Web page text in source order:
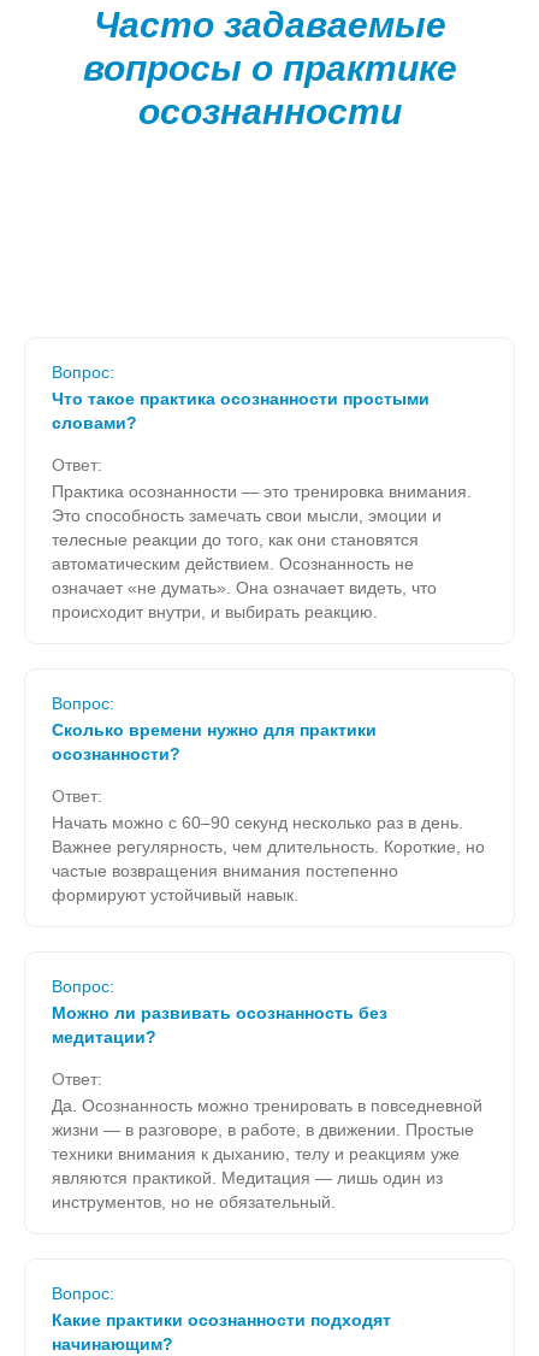
Часто задаваемые
вопросы о практике
осознанности
Вопрос:
Что такое практика осознанности простыми
словами?
Ответ:
Практика осознанности — это тренировка внимания.
Это способность замечать свои мысли, эмоции и
телесные реакции до того, как они становятся
автоматическим действием. Осознанность не
означает «не думать». Она означает видеть, что
происходит внутри, и выбирать реакцию.
Вопрос:
Сколько времени нужно для практики
осознанности?
Ответ:
Начать можно с 60–90 секунд несколько раз в день.
Важнее регулярность, чем длительность. Короткие, но
частые возвращения внимания постепенно
формируют устойчивый навык.
Вопрос:
Можно ли развивать осознанность без
медитации?
Ответ:
Да. Осознанность можно тренировать в повседневной
жизни — в разговоре, в работе, в движении. Простые
техники внимания к дыханию, телу и реакциям уже
являются практикой. Медитация — лишь один из
инструментов, но не обязательный.
Вопрос:
Какие практики осознанности подходят
начинающим?